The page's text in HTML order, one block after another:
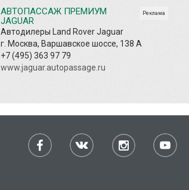
Реклама
АВТОПАССАЖ ПРЕМИУМ
JAGUAR
Автодилеры Land Rover Jaguar
г. Москва, Варшавское шоссе, 138 А
+7 (495) 363 97 79
www.jaguar.autopassage.ru